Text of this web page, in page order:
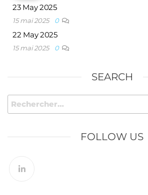
23 May 2025
15 mai 2025 0
22 May 2025
15 mai 2025 0
SEARCH
FOLLOW US